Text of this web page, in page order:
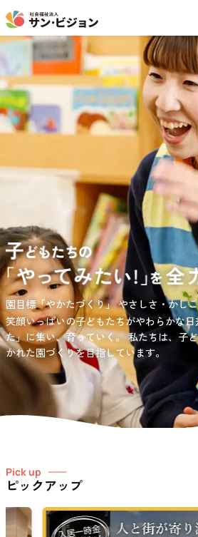
負担の少ない介護、ふれあいを大切にする
介護を目指して。
愛知・岐阜・長野の3県下で38施設・151
営する社会福祉法人サン・ビジョンでは
ニーズに幅広く対応していきます。
園目標「やかたづくり」やさしさ・かし
笑顔いっぱいの子どもたちがやわらかな
た」に集い、育っていく。私たちは、子
かれた園づくりを目指しています。
サンサン・スクール東山公園では、小学生
過ごせる環境を提供するとともに、宿題
選択)などの学習面にも力を入れて行って
NEW
年
特別養護老人ホーム
通所介護
グレイスフル砧
東京都世田谷区大蔵 3丁
お問い合わせ先
03-6411-
担当：宮澤
Pick up
ピックアップ